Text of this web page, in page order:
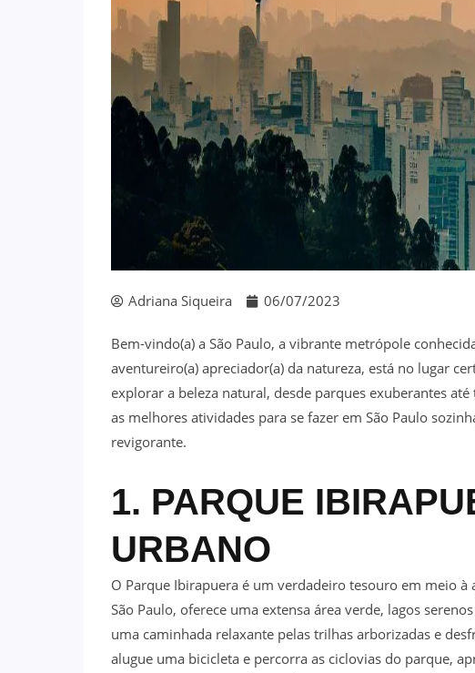
Adriana Siqueira 06/07/2023
Bem-vindo(a) a São Paulo, a vibrante metrópole
aventureiro(a) apreciador(a) da natureza, está no lugar
explorar a beleza natural, desde parques exuberantes
as melhores atividades para se fazer em São Paulo
revigorante.
1. PARQUE
URBANO
O Parque Ibirapuera é um verdadeiro tesouro em meio
São Paulo, oferece uma extensa área verde, lagos
uma caminhada relaxante pelas trilhas arborizadas e
alugue uma bicicleta e percorra as ciclovias do parque,